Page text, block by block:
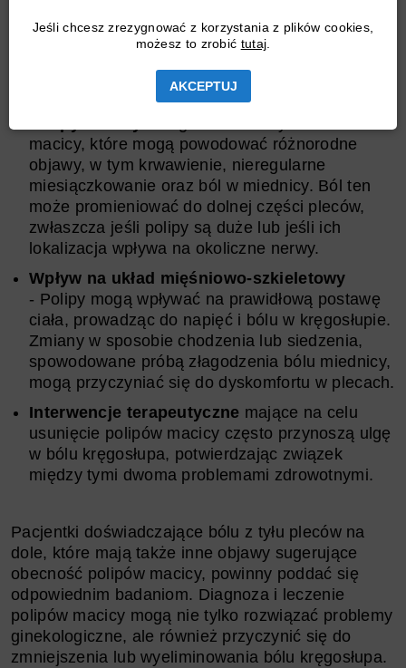
Jeśli chcesz zrezygnować z korzystania z plików cookies,
możesz to zrobić tutaj
AKCEPTUJ
bólu kręgosłupa, jednak ich obecność w macicy
może mieć wpływ na odczuwanie bólu w dolnej
macicy, które mogą powodować różnorodne
objawy, w tym krwawienie, nieregularne
miesiączkowanie oraz ból w miednicy. Ból ten
może promieniować do dolnej części pleców,
zwłaszcza jeśli polipy są duże lub jeśli ich
lokalizacja wpływa na okoliczne nerwy.
Wpływ na układ mięśniowo-szkieletowy
- Polipy mogą wpływać na prawidłową postawę
ciała, prowadząc do napięć i bólu w kręgosłupie.
Zmiany w sposobie chodzenia lub siedzenia,
spowodowane próbą złagodzenia bólu miednicy,
mogą przyczyniać się do dyskomfortu w plecach.
Interwencje terapeutyczne mające na celu
usunięcie polipów macicy często przynoszą ulgę
w bólu kręgosłupa, potwierdzając związek
między tymi dwoma problemami zdrowotnymi.
Pacjentki doświadczające bólu z tyłu pleców na
dole, które mają także inne objawy sugerujące
obecność polipów macicy, powinny poddać się
odpowiednim badaniom. Diagnoza i leczenie
polipów macicy mogą nie tylko rozwiązać problemy
ginekologiczne, ale również przyczynić się do
zmniejszenia lub wyeliminowania bólu kręgosłupa.